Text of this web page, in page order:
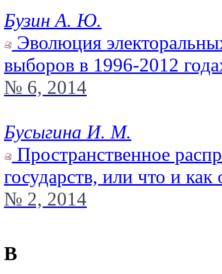
Бузин А. Ю.
Эволюция
выборов в 1996-2012
№ 6, 2014
Бусыгина И. М.
Пространственное
государств, или что и как
№ 2, 2014
В